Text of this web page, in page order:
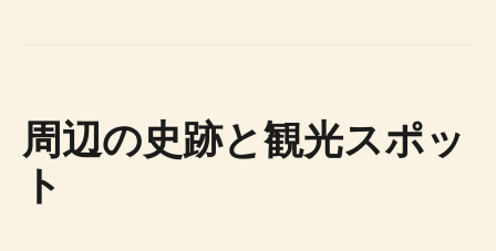
周辺の史跡と観光スポッ
ト